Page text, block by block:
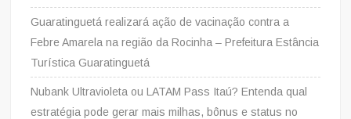
Guaratinguetá realizará ação de vacinação contra a
Febre Amarela na região da Rocinha – Prefeitura Estância
Turística Guaratinguetá
Nubank Ultravioleta ou LATAM Pass Itaú? Entenda qual
estratégia pode gerar mais milhas, bônus e status no